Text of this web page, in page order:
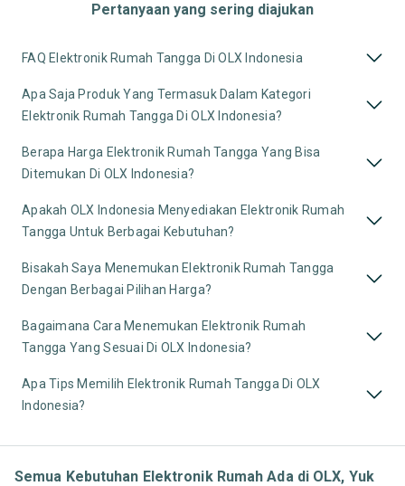
Pertanyaan yang sering diajukan
FAQ Elektronik Rumah Tangga Di OLX Indonesia
Apa Saja Produk Yang Termasuk Dalam Kategori
Elektronik Rumah Tangga Di OLX Indonesia?
Berapa Harga Elektronik Rumah Tangga Yang Bisa
Ditemukan Di OLX Indonesia?
Apakah OLX Indonesia Menyediakan Elektronik Rumah
Tangga Untuk Berbagai Kebutuhan?
Bisakah Saya Menemukan Elektronik Rumah Tangga
Dengan Berbagai Pilihan Harga?
Bagaimana Cara Menemukan Elektronik Rumah
Tangga Yang Sesuai Di OLX Indonesia?
Apa Tips Memilih Elektronik Rumah Tangga Di OLX
Indonesia?
Semua Kebutuhan Elektronik Rumah Ada di OLX, Yuk